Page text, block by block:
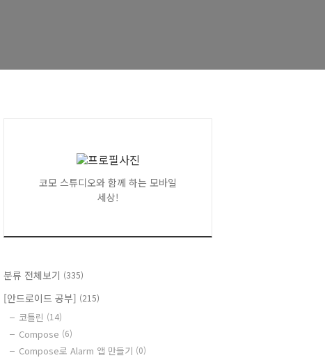
코모 스튜디오와 함께 하는 모바일
세상!
분류 전체보기 (335)
[안드로이드 공부] (215)
코틀린 (14)
Compose (6)
Compose로 Alarm 앱 만들기 (0)